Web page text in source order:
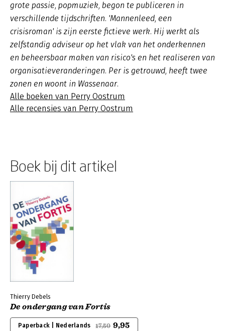
grote passie, popmuziek, begon te publiceren in
verschillende tijdschriften. 'Mannenleed, een
crisisroman' is zijn eerste fictieve werk. Hij werkt als
zelfstandig adviseur op het vlak van het onderkennen
en beheersbaar maken van risico's en het realiseren van
organisatieveranderingen. Per is getrouwd, heeft twee
zonen en woont in Wassenaar.
Alle boeken van Perry Oostrum
Alle recensies van Perry Oostrum
Boek bij dit artikel
Thierry Debels
De ondergang van Fortis
Paperback | Nederlands 17,50 9,95